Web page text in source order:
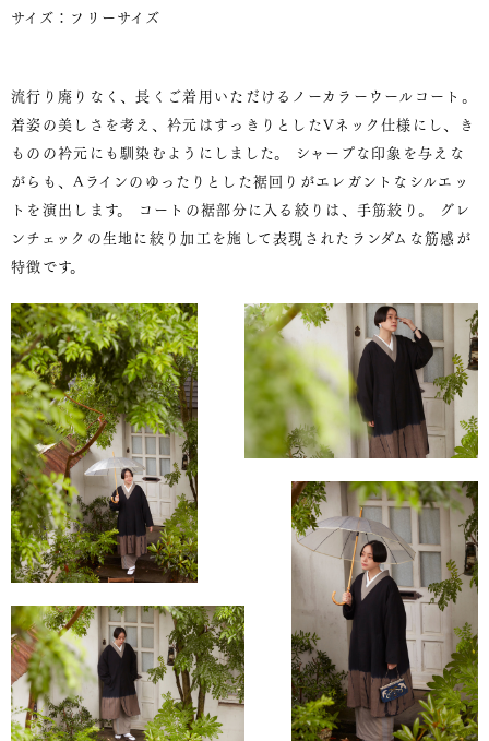
サイズ：フリーサイズ
流行り廃りなく、長くご着用いただけるノーカラーウールコート。
着姿の美しさを考え、衿元はすっきりとしたVネック仕様にし、き
ものの衿元にも馴染むようにしました。 シャープな印象を与えな
がらも、Aラインのゆったりとした裾回りがエレガントなシルエッ
トを演出します。 コートの裾部分に入る絞りは、手筋絞り。 グレ
ンチェックの生地に絞り加工を施して表現されたランダムな筋感が
特徴です。